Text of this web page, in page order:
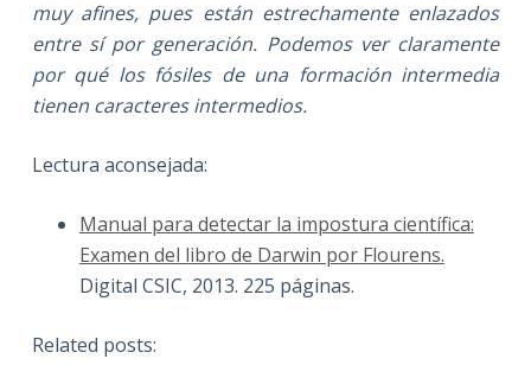
muy afines, pues están estrechamente enlazados
entre sí por generación. Podemos ver claramente
por qué los fósiles de una formación intermedia
tienen caracteres intermedios.
Lectura aconsejada:
Manual para detectar la impostura científica:
Examen del libro de Darwin por Flourens.
Digital CSIC, 2013. 225 páginas.
Related posts: